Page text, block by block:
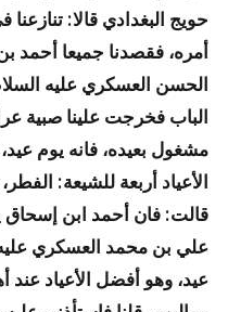
حويج البغدادي قالا:
أمره، فقصدنا جميعا
الحسن العسكري عليه
الباب فخرجت علينا صبية
مشغول بعيده، فانه يوم
الأعياد أربعة للشيعة:
قالت: فان أحمد ابن
علي بن محمد العسكري عليه
عيد، وهو أفضل الأعياد عند